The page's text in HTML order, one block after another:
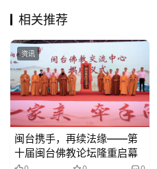
相关推荐
资讯
闽台携手，再续法缘——第
十届闽台佛教论坛隆重启幕